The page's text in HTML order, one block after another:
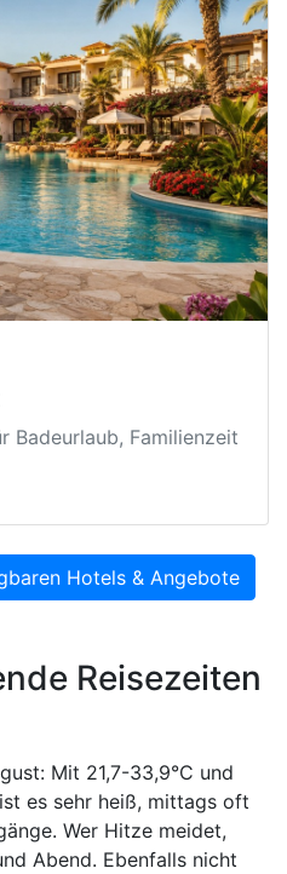
Badeurlaub, Familienzeit
Hotels & Angebote
Reisezeiten
Mit 21,7-33,9°C und
es sehr heiß, mittags oft
Wer Hitze meidet,
Abend. Ebenfalls nicht